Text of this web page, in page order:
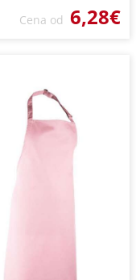
Cena od 6,28€